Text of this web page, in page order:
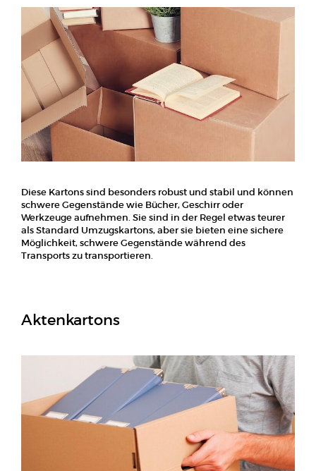
Diese Kartons sind besonders robust und stabil und können
schwere Gegenstände wie Bücher, Geschirr oder
Werkzeuge aufnehmen. Sie sind in der Regel etwas teurer
als Standard Umzugskartons, aber sie bieten eine sichere
Möglichkeit, schwere Gegenstände während des
Transports zu transportieren.
Aktenkartons